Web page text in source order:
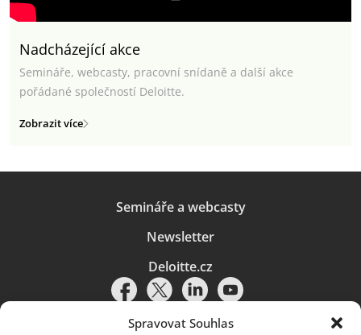
Spravovat Souhlas
Nadcházející akce
Semináře, webcasty, pracovní snídaně a další akce
pořádané společností Deloitte.
Zobrazit více
Semináře a webcasty
Newsletter
Deloitte.cz